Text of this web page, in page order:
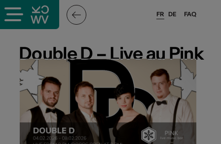
FAQ
FR DE
Double D – Live au Pink
Double D – Live au Pink